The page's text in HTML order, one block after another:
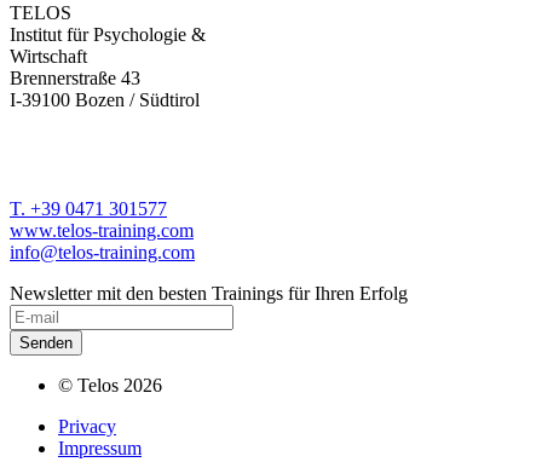
TELOS
Institut für Psychologie &
Wirtschaft
Brennerstraße 43
I-39100 Bozen / Südtirol
T. +39 0471 301577
www.telos-training.com
info@telos-training.com
Newsletter mit den besten Trainings für Ihren Erfolg
© Telos 2026
Privacy
Impressum